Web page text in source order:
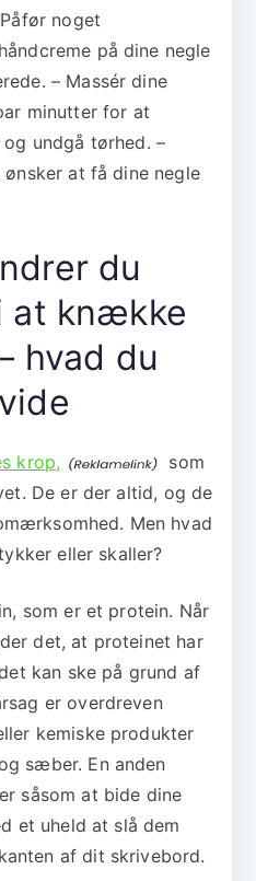
noget
på dine negle
– Massér dine
minutter for at
undgå tørhed. –
at få dine negle
du
at knække
hvad du
krop,
som
De er der altid, og de
Men hvad
eller skaller?
som er et protein. Når
det, at proteinet har
kan ske på grund af
er overdreven
kemiske produkter
sæber. En anden
såsom at bide dine
et uheld at slå dem
af dit skrivebord.